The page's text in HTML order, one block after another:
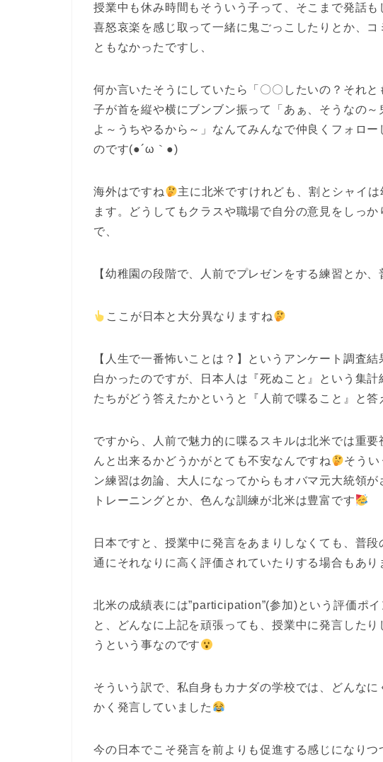
授業中も休み時間もそういう子って、そこまで発話
喜怒哀楽を感じ取って一緒に鬼ごっこしたりとか、
ともなかったですし、
何か言いたそうにしていたら「〇〇したいの？それ
子が首を縦や横にブンブン振って「あぁ、そうなの
よ～うちやるから～」なんてみんなで仲良くフォロ
のです(●´ω｀●)
海外はですね
主に北米ですけれども、割とシャイ
ます。どうしてもクラスや職場で自分の意見をしっ
で、
【幼稚園の段階で、人前でプレゼンをする練習とか、
ここが日本と大分異なりますね
【人生で一番怖いことは？】というアンケート調査
白かったのですが、日本人は『死ぬこと』という集
たちがどう答えたかというと『人前で喋ること』と答
ですから、人前で魅力的に喋るスキルは北米では重
んと出来るかどうかがとても不安なんですね
そうい
ン練習は勿論、大人になってからもオバマ元大統領
トレーニングとか、色んな訓練が北米は豊富です
日本ですと、授業中に発言をあまりしなくても、普
通にそれなりに高く評価されていたりする場合もあり
北米の成績表には”participation”(参加)という評価ポ
と、どんなに上記を頑張っても、授業中に発言した
うという事なのです
そういう訳で、私自身もカナダの学校では、どんな
かく発言していました
今の日本でこそ発言を前よりも促進する感じになりつ